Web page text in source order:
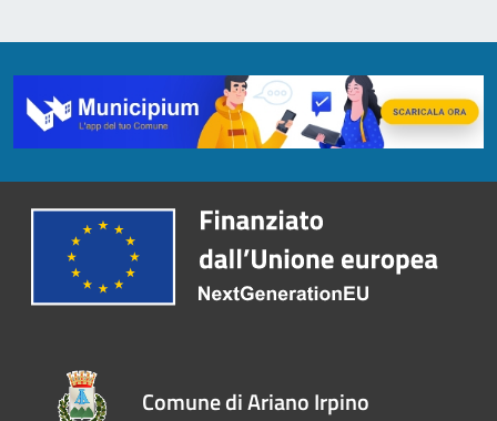
Comune di Ariano Irpino